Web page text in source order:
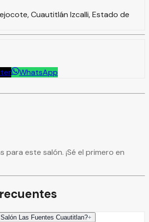
Cuautitlán Izcalli, Estado de
WhatsApp
para este salón. ¡Sé el primero en
Las Fuentes Cuautitlan?+